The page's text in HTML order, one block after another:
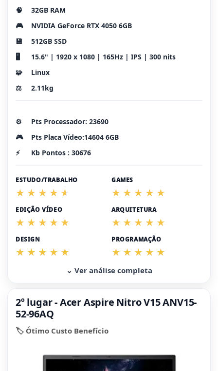
🧠
32GB RAM
🎮
NVIDIA GeForce RTX 4050 6GB
💾
512GB SSD
🖥️
15.6" | 1920 x 1080 | 165Hz | IPS | 300 nits
🧩
Linux
⚖️
2.11kg
⚙️
Pts Processador: 23690
🎮
Pts Placa Vídeo:14604 6GB
⚡
Kb Pontos : 30676
ESTUDO/TRABALHO GAMES
EDIÇÃO VÍDEO ARQUITETURA
DESIGN PROGRAMAÇÃO
⌄ Ver análise completa
2º lugar - Acer Aspire Nitro V15 ANV15-
52-96AQ
🏷️ Ótimo Custo Benefício